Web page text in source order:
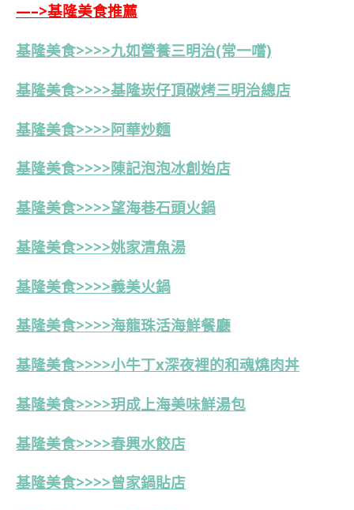
—–>基隆美食推薦
基隆美食>>>>九如營養三明治(常一嚐)
基隆美食>>>>基隆崁仔頂碳烤三明治總店
基隆美食>>>>阿華炒麵
基隆美食>>>>陳記泡泡冰創始店
基隆美食>>>>望海巷石頭火鍋
基隆美食>>>>姚家清魚湯
基隆美食>>>>義美火鍋
基隆美食>>>>海龍珠活海鮮餐廳
基隆美食>>>>小牛丁x深夜裡的和魂燒肉丼
基隆美食>>>>玥成上海美味鮮湯包
基隆美食>>>>春興水餃店
基隆美食>>>>曾家鍋貼店